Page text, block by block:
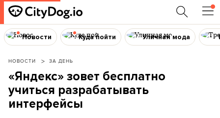
Новости Куда пойти Уличная мода
НОВОСТИ ЗА ДЕНЬ
«Яндекс» зовет бесплатно
учиться разрабатывать
интерфейсы